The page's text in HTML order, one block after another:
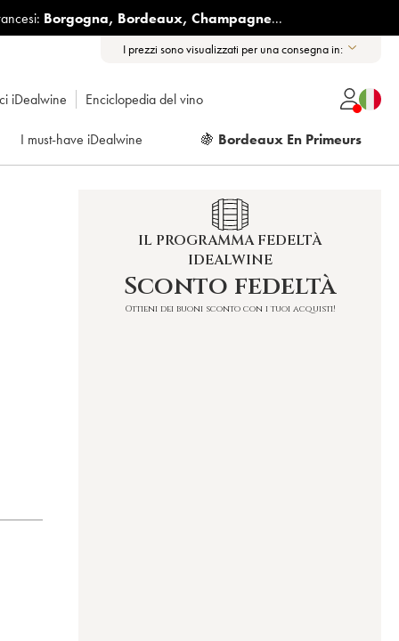
Borgogna, Bordeaux, Champagne...
I prezzi sono visualizzati per una consegna in:
iDealwine Enciclopedia del vino
I must-have iDealwine 🍇 Bordeaux En Primeurs
IL PROGRAMMA FEDELTÀ
IDEALWINE
Sconto fedeltà
Ottieni dei buoni sconto con i tuoi acquisti!